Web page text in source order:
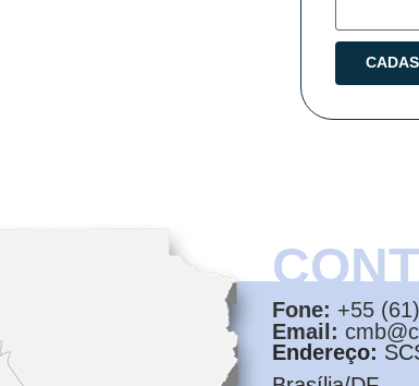
Fone: +55
Email:
Endereço: